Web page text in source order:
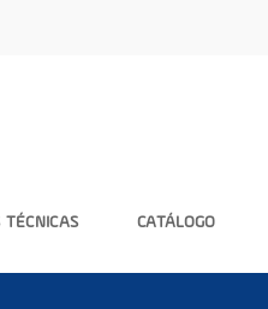
TÉCNICAS CATÁLOGO